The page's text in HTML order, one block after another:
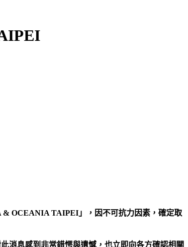
& OCEANIA TAIPEI 」，因不可抗力因素，確定取
消息感到非常錯愕與遺憾，也立即向各方確認相關